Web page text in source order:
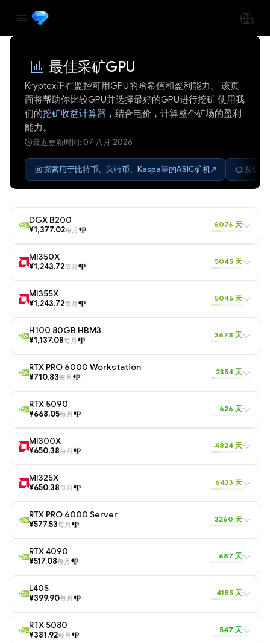
最佳采矿GPU
Kryptex正在监控可用GPU的哈希值和盈利能力。 该页
面将帮助你比较GPU并选择最好的GPU进行挖矿 使用我
们的挖矿收益计算器 ，结合电价，计算整个矿场的盈利
能力。
最近更新时间: 07 八月 2026
探索用于比特币、莱特币、Kaspa等的ASIC矿机 发现适
DGX B200
¥1,377.02每月
6076 天
MI350X
¥1,243.72每月
5045 天
MI355X
¥1,243.72每月
5045 天
H100 80GB HBM3
¥1,137.08每月
3678 天
RTX PRO 6000 Workstation
¥710.83每月
2354 天
RTX 5090
¥668.05每月
626 天
MI300X
¥650.38每月
4824 天
MI325X
¥650.38每月
6433 天
RTX PRO 6000 Server
¥577.53每月
3260 天
RTX 4090
¥517.08每月
687 天
L40S
¥399.90每月
4185 天
RTX 5080
¥381.92每月
547 天